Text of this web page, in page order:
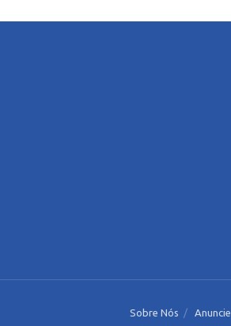
Sobre Nós Anuncie